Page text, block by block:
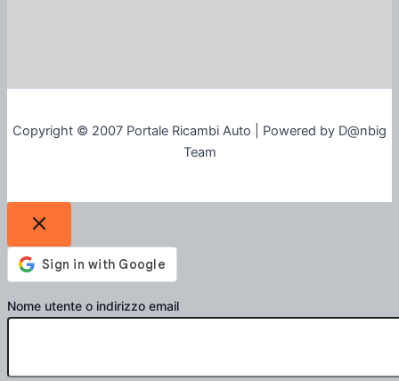
Copyright © 2007 Portale Ricambi Auto | Powered by D@nbig
Team
Nome utente o indirizzo email